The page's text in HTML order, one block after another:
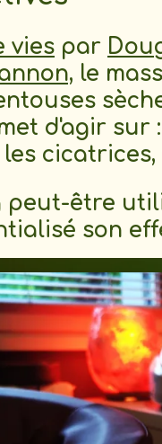
vies par
le
d'agir
peut-être
son